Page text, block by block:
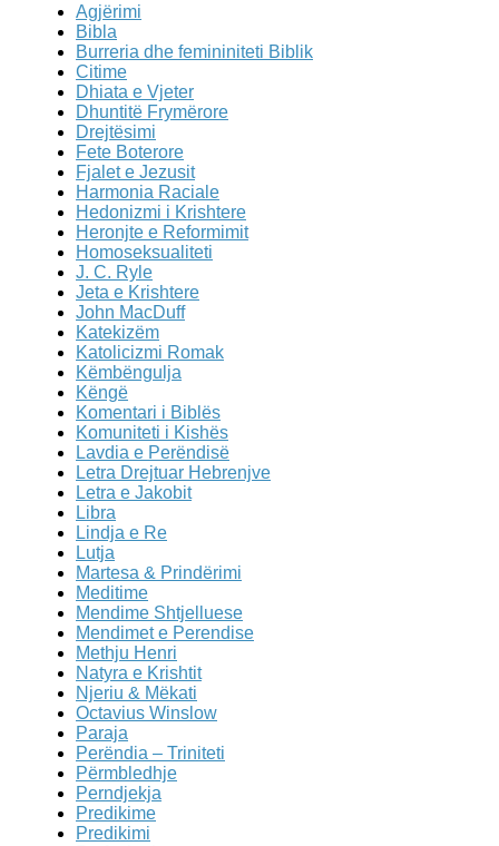
Agjërimi
Bibla
Burreria dhe femininiteti Biblik
Citime
Dhiata e Vjeter
Dhuntitë Frymërore
Drejtësimi
Fete Boterore
Fjalet e Jezusit
Harmonia Raciale
Hedonizmi i Krishtere
Heronjte e Reformimit
Homoseksualiteti
J. C. Ryle
Jeta e Krishtere
John MacDuff
Katekizëm
Katolicizmi Romak
Këmbëngulja
Këngë
Komentari i Biblës
Komuniteti i Kishës
Lavdia e Perëndisë
Letra Drejtuar Hebrenjve
Letra e Jakobit
Libra
Lindja e Re
Lutja
Martesa & Prindërimi
Meditime
Mendime Shtjelluese
Mendimet e Perendise
Methju Henri
Natyra e Krishtit
Njeriu & Mëkati
Octavius Winslow
Paraja
Perëndia – Triniteti
Përmbledhje
Perndjekja
Predikime
Predikimi